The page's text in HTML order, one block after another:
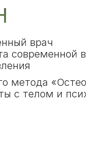
врач
современной
метода
с телом и